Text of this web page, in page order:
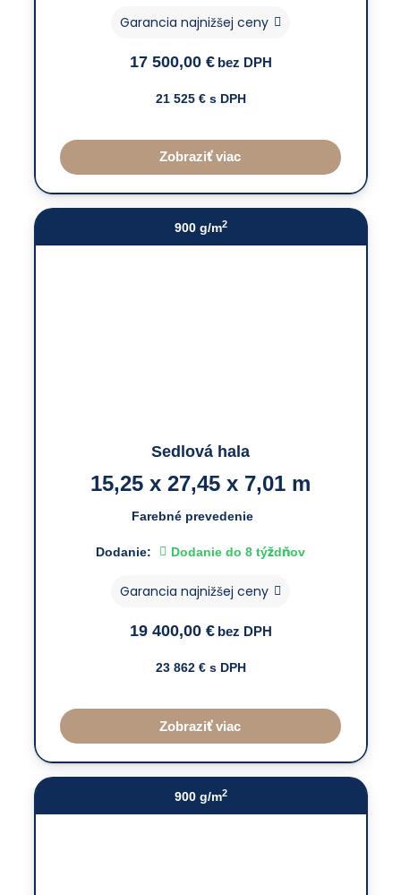
Garancia najnižšej ceny
17 500,00 € bez DPH
21 525€ s DPH
Zobraziť viac
900 g/m2
Sedlová hala
15,25 x 27,45 x 7,01 m
Farebné prevedenie
Dodanie: Dodanie do 8 týždňov
Garancia najnižšej ceny
19 400,00 € bez DPH
23 862€ s DPH
Zobraziť viac
900 g/m2